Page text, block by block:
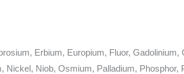
Erbium, Europium, Fluor,
Niob, Osmium, Palladium,